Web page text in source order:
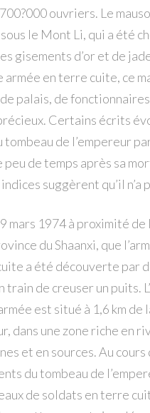
ouvriers. Le
le Mont Li, qui a été
gisements d’or et de
armée en terre cuite, ce
palais, de
Certains écrits
tombeau de l’empereur
peu de temps après sa
suggèrent qu’il n’a
mars 1974 à proximité
du Shaanxi, que
a été découverte par
train de creuser un puits.
est situé à 1,6 km de
dans une zone riche en
et en sources. Au cours
du tombeau de
de soldats en terre